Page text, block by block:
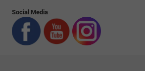
Social Media